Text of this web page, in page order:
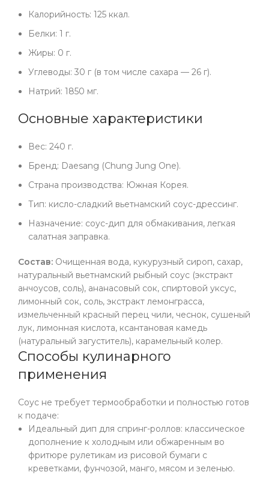
Калорийность: 125 ккал.
Белки: 1 г.
Жиры: 0 г.
Углеводы: 30 г (в том числе сахара — 26 г).
Натрий: 1850 мг.
Основные характеристики
Вес: 240 г.
Бренд: Daesang (Chung Jung One).
Страна производства: Южная Корея.
Тип: кисло-сладкий вьетнамский соус-дрессинг.
Назначение: соус-дип для обмакивания, легкая
салатная заправка.
Состав: Очищенная вода, кукурузный сироп, сахар,
натуральный вьетнамский рыбный соус (экстракт
анчоусов, соль), ананасовый сок, спиртовой уксус,
лимонный сок, соль, экстракт лемонграсса,
измельченный красный перец чили, чеснок, сушеный
лук, лимонная кислота, ксантановая камедь
(натуральный загуститель), карамельный колер.
Способы кулинарного
применения
Соус не требует термообработки и полностью готов
к подаче:
Идеальный дип для спринг-роллов: классическое
дополнение к холодным или обжаренным во
фритюре рулетикам из рисовой бумаги с
креветками, фунчозой, манго, мясом и зеленью.